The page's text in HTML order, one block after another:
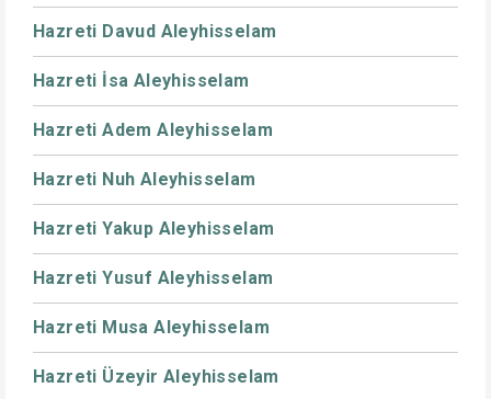
Hazreti Davud Aleyhisselam
Hazreti İsa Aleyhisselam
Hazreti Adem Aleyhisselam
Hazreti Nuh Aleyhisselam
Hazreti Yakup Aleyhisselam
Hazreti Yusuf Aleyhisselam
Hazreti Musa Aleyhisselam
Hazreti Üzeyir Aleyhisselam